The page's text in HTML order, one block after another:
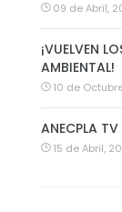
09 de Abril,
¡VUELVEN
AMBIENTAL!
10 de
ANECPLA TV
15 de Abril,